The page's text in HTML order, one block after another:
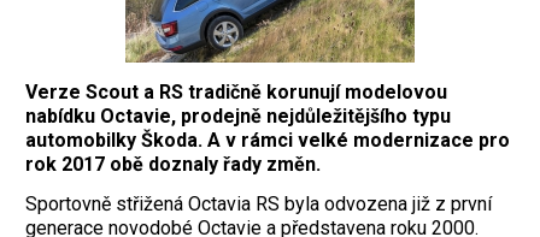
Verze Scout a RS tradičně korunují modelovou
nabídku Octavie, prodejně nejdůležitějšího typu
automobilky Škoda. A v rámci velké modernizace pro
rok 2017 obě doznaly řady změn.
Sportovně střižená Octavia RS byla odvozena již z první
generace novodobé Octavie a představena roku 2000.